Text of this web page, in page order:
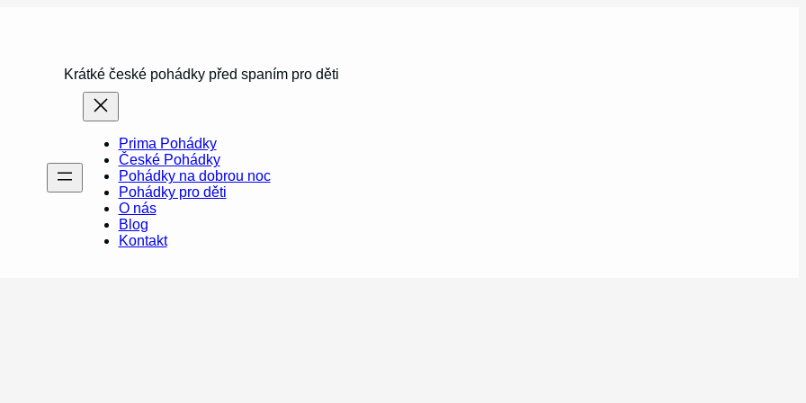
Krátké české pohádky před spaním pro děti
Prima Pohádky
České Pohádky
Pohádky na dobrou noc
Pohádky pro děti
O nás
Blog
Kontakt